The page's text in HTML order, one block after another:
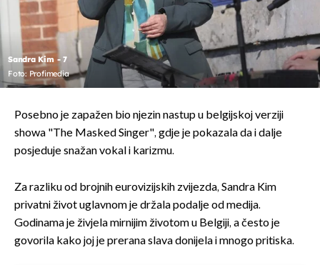
Sandra Kim - 7
Foto: Profimedia
Posebno je zapažen bio njezin nastup u belgijskoj verziji
showa "The Masked Singer", gdje je pokazala da i dalje
posjeduje snažan vokal i karizmu.
Za razliku od brojnih eurovizijskih zvijezda, Sandra Kim
privatni život uglavnom je držala podalje od medija.
Godinama je živjela mirnijim životom u Belgiji, a često je
govorila kako joj je prerana slava donijela i mnogo pritiska.